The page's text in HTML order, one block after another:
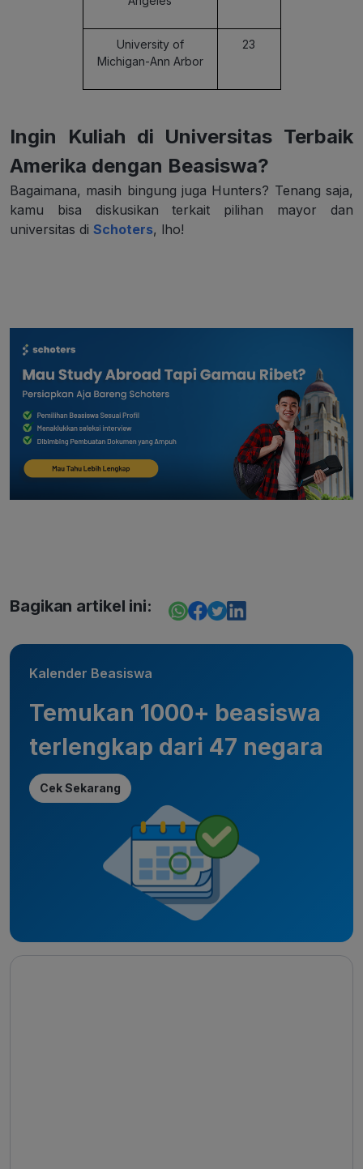
University of
Michigan-Ann Arbor
23
Ingin Kuliah di Universitas Terbaik
Amerika dengan Beasiswa?
Bagaimana, masih bingung juga Hunters? Tenang saja,
kamu bisa diskusikan terkait pilihan mayor dan
universitas di Schoters, lho!
Bagikan artikel ini:
Kalender Beasiswa
Temukan 1000+ beasiswa
terlengkap dari 47 negara
Cek Sekarang